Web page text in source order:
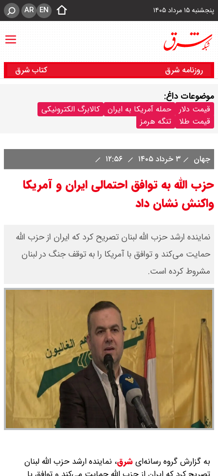
پنجشنبه ۱۵ مرداد ۱۴۰۵ EN
AR
روزنامه شرق کتاب شرق
موضوعات داغ:
قیمت دلار حمله آمریکا به ایران
کالابرگ الکترونیکی
قیمت طلا
تنگه هرمز
جهان ۳ خرداد ۱۴۰۵
حزب الله به توافق احتمالی ایران و آمریکا
واکنش نشان داد
نماینده ارشد حزب الله لبنان تصریح کرد که ایران از حزب الله
حمایت می‌کند و توافق با آمریکا را به توقف جنگ در لبنان
مشروط کرده است.
به گزارش گروه رسانه‌ایشرق، نماینده ارشد حزب الله لبنان